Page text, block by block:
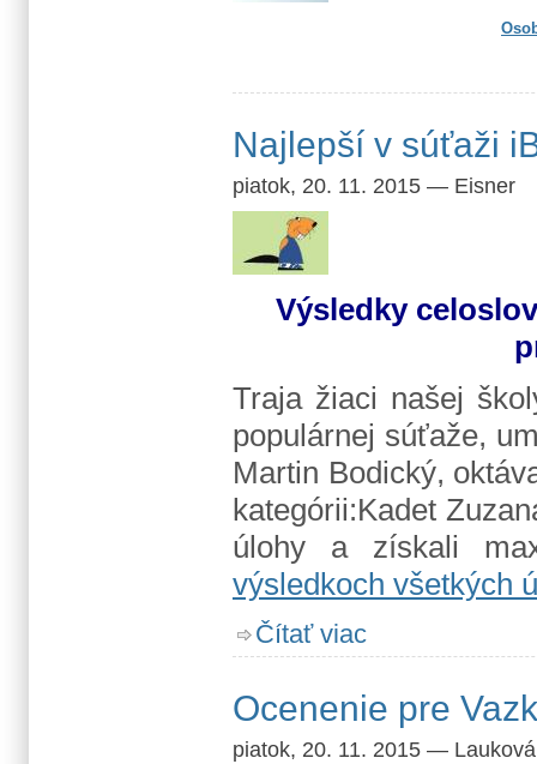
Najlepší v súťaži
piatok, 20. 11. 2015 — Eisner
Výsledky
Traja žiaci našej
populárnej súťaže,
Martin Bodický,
kategórii:Kadet
úlohy a získali
výsledkoch všetkých
Čítať viac
Ocenenie pre
piatok, 20. 11. 2015 — Lauková